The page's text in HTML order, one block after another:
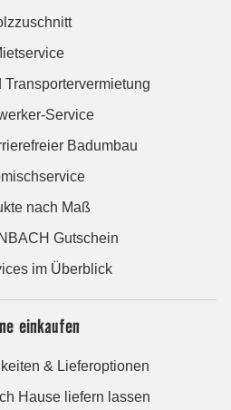
Service
Badumbau
nach Maß
Gutschein
im Überblick
einkaufen
& Lieferoptionen
Hause liefern lassen